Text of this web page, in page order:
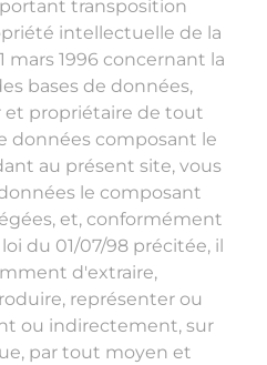
portant transposition
intellectuelle de la
mars 1996 concernant la
bases de données,
propriétaire de tout
données composant le
au présent site, vous
le composant
et, conformément
du 01/07/98 précitée, il
d'extraire,
représenter ou
ou indirectement, sur
par tout moyen et